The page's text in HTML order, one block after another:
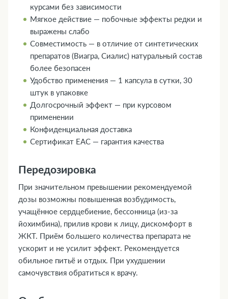
курсами без зависимости
Мягкое действие — побочные эффекты редки и
выражены слабо
Совместимость — в отличие от синтетических
препаратов (Виагра, Сиалис) натуральный состав
более безопасен
Удобство применения — 1 капсула в сутки, 30
штук в упаковке
Долгосрочный эффект — при курсовом
применении
Конфиденциальная доставка
Сертификат ЕАС — гарантия качества
Передозировка
При значительном превышении рекомендуемой
дозы возможны повышенная возбудимость,
учащённое сердцебиение, бессонница (из-за
йохимбина), прилив крови к лицу, дискомфорт в
ЖКТ. Приём большего количества препарата не
ускорит и не усилит эффект. Рекомендуется
обильное питьё и отдых. При ухудшении
самочувствия обратиться к врачу.